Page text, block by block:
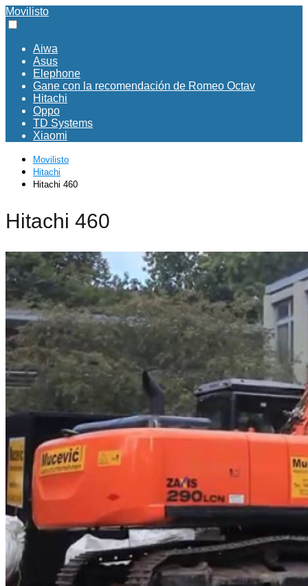
Movilisto
Aiwa
Asus
Elephone
Gane con la recomendación de Romeo Octav
Hitachi
Oppo
TD Systems
Xiaomi
Movilisto
Hitachi
Hitachi 460
Hitachi 460